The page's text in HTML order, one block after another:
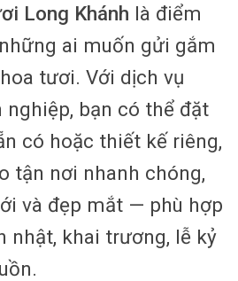
Long Khánh là điểm
ai muốn gửi gắm
tươi. Với dịch vụ
nghiệp, bạn có thể đặt
có hoặc thiết kế riêng,
tận nơi nhanh chóng,
và đẹp mắt — phù hợp
nhật, khai trương, lễ kỷ